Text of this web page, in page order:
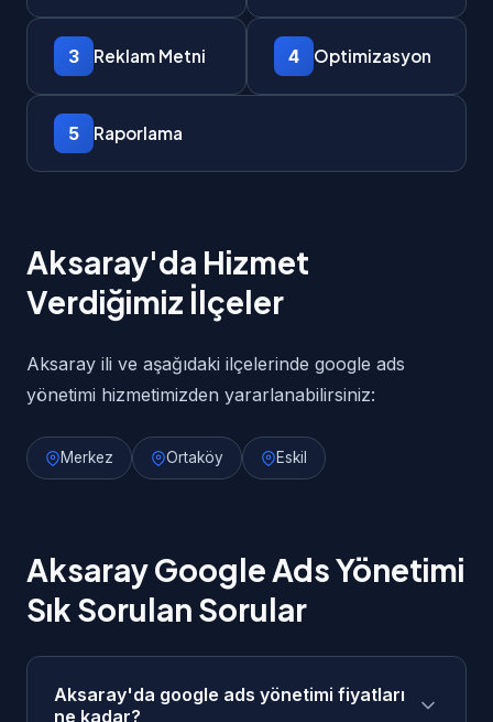
3 Reklam Metni 4 Optimizasyon
5 Raporlama
Aksaray'da Hizmet
Verdiğimiz İlçeler
Aksaray ili ve aşağıdaki ilçelerinde google ads
yönetimi hizmetimizden yararlanabilirsiniz:
Merkez Ortaköy Eskil
Aksaray Google Ads Yönetimi
Sık Sorulan Sorular
Aksaray'da google ads yönetimi fiyatları
ne kadar?